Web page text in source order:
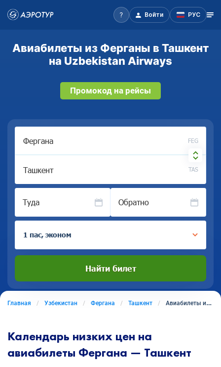
Войти РУС
Авиабилеты из Ферганы в Ташкент
на Uzbekistan Airways
Промокод на рейсы
FEG
TAS
Туда Обратно
1 пас, эконом
Найти билет
Главная Узбекистан Фергана Ташкент Авиабилеты из Ферганы в Ташкент
Календарь низких цен на
авиабилеты Фергана — Ташкент